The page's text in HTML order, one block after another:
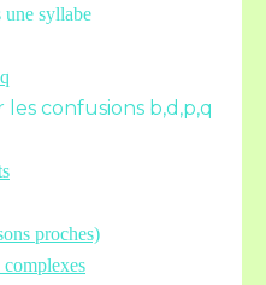
syllabe
confusions b,d,p,q
proches)
complexes